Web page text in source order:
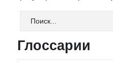
Глоссарии